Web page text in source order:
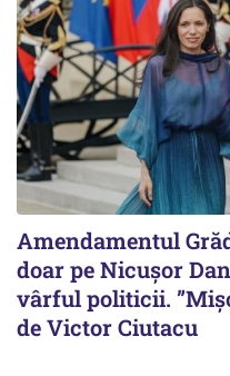
Amendamentul
doar pe Nicușor
vârful politicii.
de Victor Ciutacu